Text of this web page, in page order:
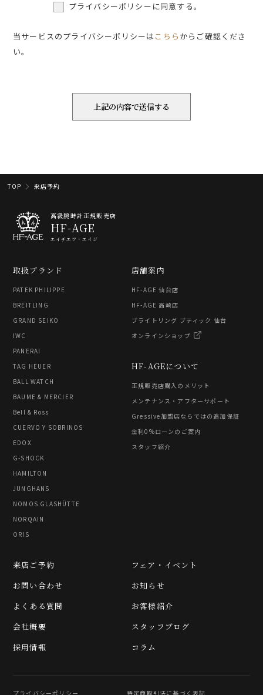
プライバシーポリシーに同意する。
当サービスのプライバシーポリシーは こちら からご確認くださ
い。
TOP 来店予約
高級腕時計正規販売店
HF-AGE
エイチエフ・エイジ
取扱ブランド
PATEK PHILIPPE
BREITLING
GRAND SEIKO
IWC
PANERAI
TAG HEUER
BALL WATCH
BAUME & MERCIER
Bell & Ross
CUERVO Y SOBRINOS
EDOX
G-SHOCK
HAMILTON
JUNGHANS
NOMOS GLASHÜTTE
NORQAIN
ORIS
HF-AGEについて
正規販売店購入のメリット
メンテナンス・アフターサポート
Gressive加盟店ならではの追加保証
金利0%ローンのご案内
スタッフ紹介
店舗案内
HF-AGE 仙台店
HF-AGE 高崎店
ブライトリング ブティック 仙台
オンラインショップ
フェア・イベント
お知らせ
お客様紹介
スタッフブログ
コラム
来店ご予約
お問い合わせ
よくある質問
会社概要
採用情報
プライバシーポリシー 特定商取引法に基づく表記